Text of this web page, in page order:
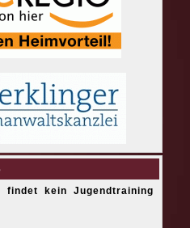
findet kein Jugendtraining